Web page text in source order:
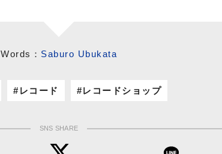
Words： Saburo Ubukata
レコード レコードショップ
SNS SHARE